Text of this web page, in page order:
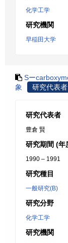
化学工学
研究機関
早稲田大学
Sー
象
研究代表者
研究代表者
豊倉 賢
研究期間 (年
1990 – 1991
研究種目
一般研究(B)
研究分野
化学工学
研究機関